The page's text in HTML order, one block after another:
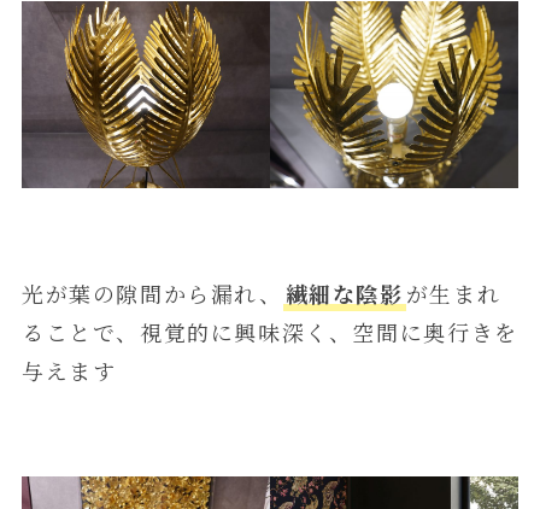
光が葉の隙間から漏れ、 繊細な陰影が生まれ
ることで、視覚的に興味深く、空間に奥行きを
与えます